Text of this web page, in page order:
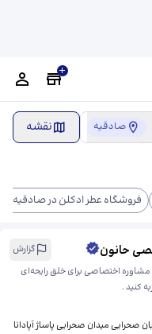
صادقیه نقشه
فروشگاه عطر ادکلن در صادقیه
حانون
گزارش
اختصاصی برای خلق رایحه‌ای
کنید .
صحرایی میدان صحرایی پاساژ آپادانا